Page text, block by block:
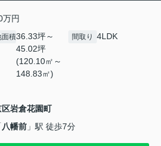
万円
面積36.33坪～
45.02坪
(120.10㎡～
148.83㎡)
間取り 4LDK
区岩倉花園町
八幡前 」駅 徒歩7分